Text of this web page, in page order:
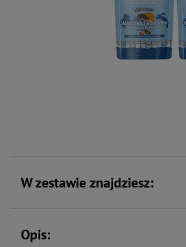
W zestawie znajdziesz:
Opis: